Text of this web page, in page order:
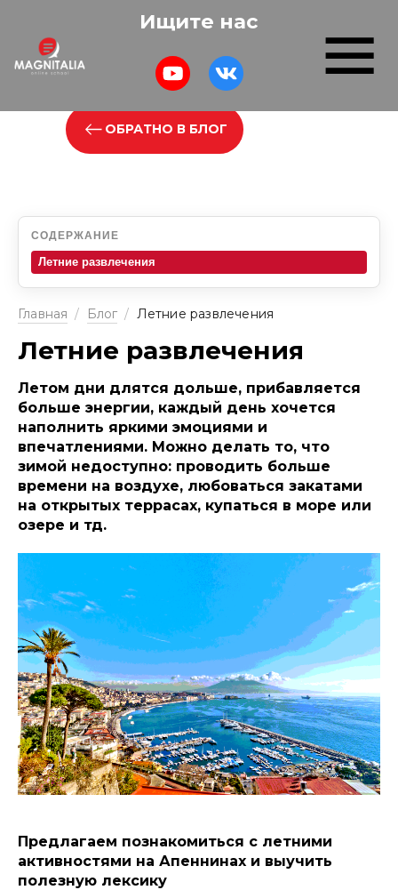
Ищите нас
ОБРАТНО В БЛОГ
СОДЕРЖАНИЕ
Летние развлечения
Главная / Блог / Летние развлечения
Летние развлечения
Летом дни длятся дольше, прибавляется
больше энергии, каждый день хочется
наполнить яркими эмоциями и
впечатлениями. Можно делать то, что
зимой недоступно: проводить больше
времени на воздухе, любоваться закатами
на открытых террасах, купаться в море или
озере и тд.
Предлагаем познакомиться с летними
активностями на Апеннинах и выучить
полезную лексику